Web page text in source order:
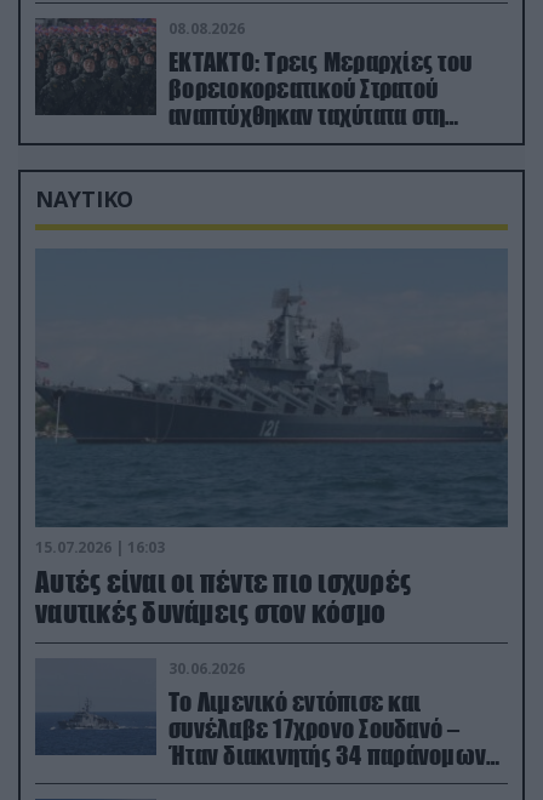
08.08.2026
ΕΚΤΑΚΤΟ: Τρεις Μεραρχίες του
βορειοκορεατικού Στρατού
αναπτύχθηκαν ταχύτατα στη
Ρωσία
ΝΑΥΤΙΚΟ
15.07.2026 | 16:03
Aυτές είναι οι πέντε πιο ισχυρές
ναυτικές δυνάμεις στον κόσμο
30.06.2026
Το Λιμενικό εντόπισε και
συνέλαβε 17χρονο Σουδανό –
Ήταν διακινητής 34 παράνομων
μεταναστών